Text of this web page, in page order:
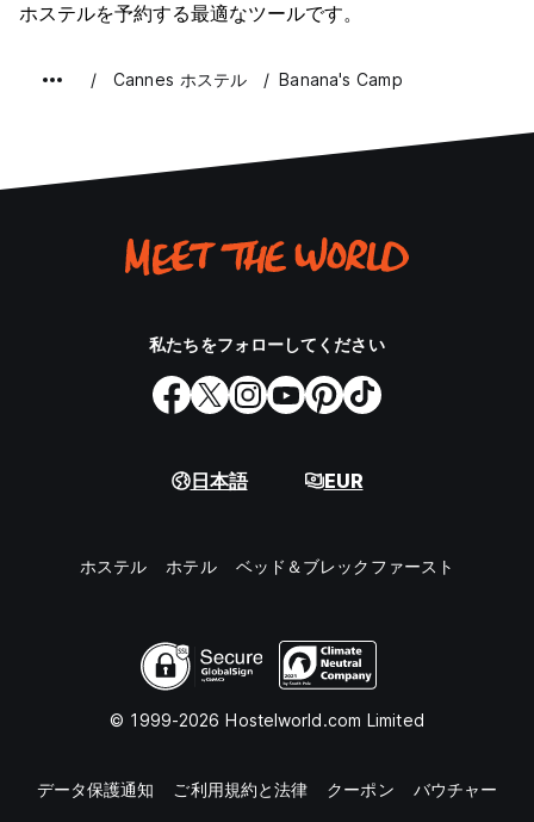
ホステルを予約する最適なツールです。
Cannes ホステル Banana's Camp
私たちをフォローしてください
日本語 EUR
ホステル ホテル ベッド＆ブレックファースト
© 1999-2026 Hostelworld.com Limited
データ保護通知 ご利用規約と法律 クーポン バウチャー